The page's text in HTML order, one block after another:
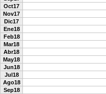
Oct17
Nov17
Dic17
Ene18
Feb18
Mar18
Abr18
May18
Jun18
Jul18
Ago18
Sep18